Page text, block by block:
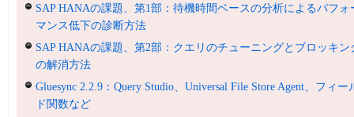
SAP HANAの課題、第1部：待機時間ベースの分析によるパフォ
マンス低下の診断方法
SAP HANAの課題、第2部：クエリのチューニングとブロッキン
の解消方法
Gluesync 2.2.9：Query Studio、Universal File Store Agent、フィー
ド関数など